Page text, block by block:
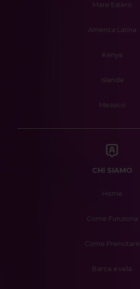
Mare Estero
America Latina
Kenya
Islanda
Messico
CHI SIAMO
Home
Come Funziona
Come Prenotare
Barca a vela